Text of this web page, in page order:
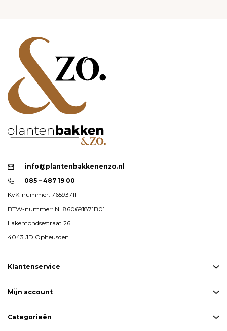
info@plantenbakkenenzo.nl
085 – 487 19 00
KvK-nummer: 76593711
BTW-nummer: NL860691871B01
Lakemondsestraat 26
4043 JD Opheusden
Klantenservice
Mijn account
Categorieën